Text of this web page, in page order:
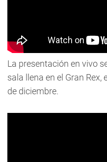
La presentación en vivo
sala llena en el Gran
de diciembre.